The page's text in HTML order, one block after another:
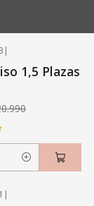
|
1,5 Plazas
|